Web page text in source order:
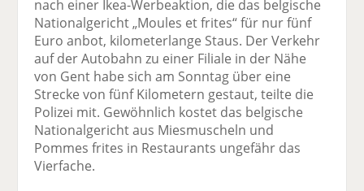
b
o
o
k
te
il
e
n
e
di
n
te
il
e
n
l
v
er
se
d
e
nach einer Ikea-Werbeaktion, die das belgische
Nationalgericht „Moules et frites“ für nur fünf
Euro anbot, kilometerlange Staus. Der Verkehr
auf der Autobahn zu einer Filiale in der Nähe
von Gent habe sich am Sonntag über eine
Strecke von fünf Kilometern gestaut, teilte die
Polizei mit. Gewöhnlich kostet das belgische
Nationalgericht aus Miesmuscheln und
Pommes frites in Restaurants ungefähr das
Vierfache.